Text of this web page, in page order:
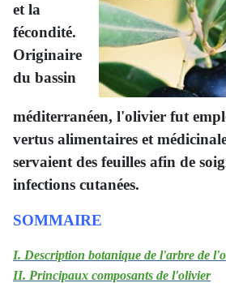
et la
fécondité.
Originaire
du bassin
méditerranéen, l'olivier fut
vertus alimentaires et
servaient des feuilles afin de
infections cutanées.
SOMMAIRE
I. Description botanique de l'arbre de
II. Principaux composants de l'olivier